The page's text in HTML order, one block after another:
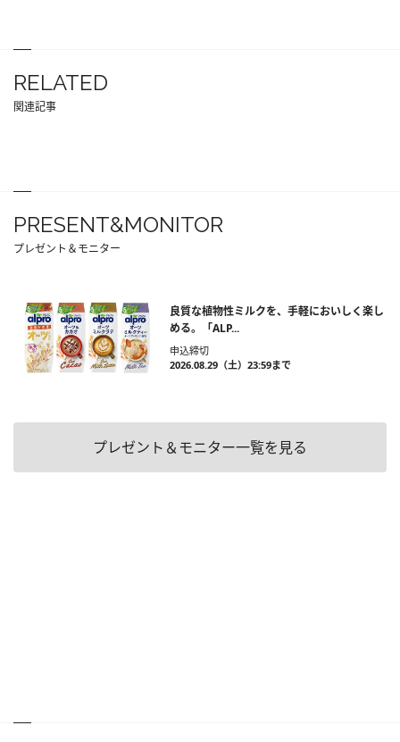
RELATED
関連記事
PRESENT&MONITOR
プレゼント＆モニター
良質な植物性ミルクを、手軽においしく楽し
める。「ALP...
申込締切
2026.08.29（土）23:59まで
プレゼント＆モニター一覧を見る